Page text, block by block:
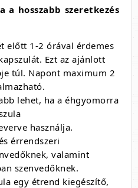
a hosszabb szeretkezés
előtt 1-2 órával érdemes
Ezt az ajánlott
túl. Napont maximum 2
lehet, ha a éhgyomorra
használja.
érrendszeri
valamint
szenvedőknek.
egy étrend kiegészítő,